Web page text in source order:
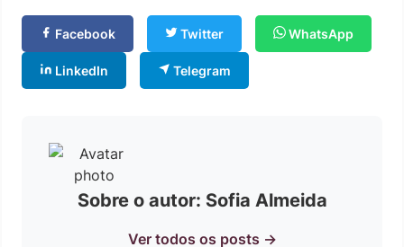
Facebook Twitter WhatsApp
LinkedIn Telegram
Sobre o autor: Sofia Almeida
Ver todos os posts →